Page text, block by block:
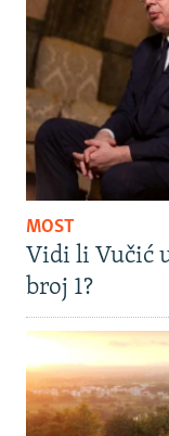
MOST
Vidi li Vučić
broj 1?